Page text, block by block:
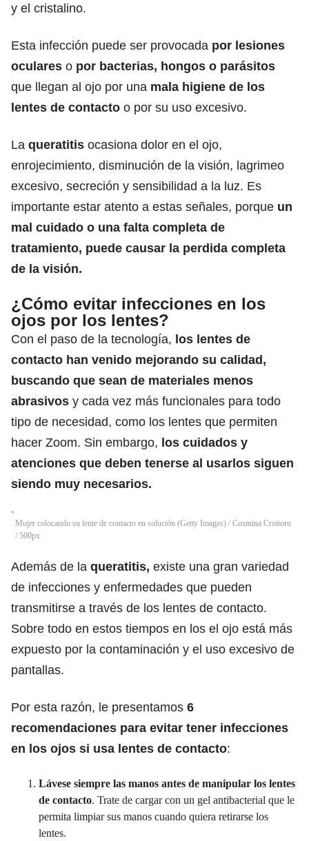
y el cristalino.
Esta infección puede ser provocada por lesiones
oculares o por bacterias, hongos o parásitos
que llegan al ojo por una mala higiene de los
lentes de contacto o por su uso excesivo.
La queratitis ocasiona dolor en el ojo,
enrojecimiento, disminución de la visión, lagrimeo
excesivo, secreción y sensibilidad a la luz. Es
importante estar atento a estas señales, porque un
mal cuidado o una falta completa de
tratamiento, puede causar la perdida completa
de la visión.
¿Cómo evitar infecciones en los
ojos por los lentes?
Con el paso de la tecnología, los lentes de
contacto han venido mejorando su calidad,
buscando que sean de materiales menos
abrasivos y cada vez más funcionales para todo
tipo de necesidad, como los lentes que permiten
hacer Zoom. Sin embargo, los cuidados y
atenciones que deben tenerse al usarlos siguen
siendo muy necesarios.
Mujer colocando su lente de contacto en solución (Getty Images) / Cosmina Croitoru
/ 500px
Además de la queratitis, existe una gran variedad
de infecciones y enfermedades que pueden
transmitirse a través de los lentes de contacto.
Sobre todo en estos tiempos en los el ojo está más
expuesto por la contaminación y el uso excesivo de
pantallas.
Por esta razón, le presentamos 6
recomendaciones para evitar tener infecciones
en los ojos si usa lentes de contacto:
Lávese siempre las manos antes de manipular los lentes
de contacto. Trate de cargar con un gel antibacterial que le
permita limpiar sus manos cuando quiera retirarse los
lentes.